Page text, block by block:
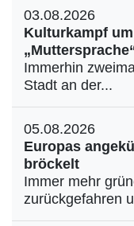
03.08.2026
Kulturkampf
Immerhin
Stadt an der...
05.08.2026
Europas
bröckelt
Immer mehr
zurückgefahren